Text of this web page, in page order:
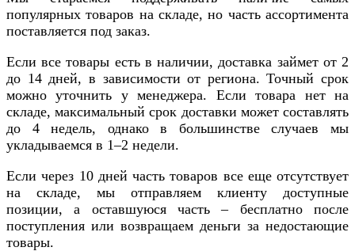
популярных товаров на складе, но часть ассортимента
поставляется под заказ.
Если все товары есть в наличии, доставка займет от 2
до 14 дней, в зависимости от региона. Точный срок
можно уточнить у менеджера. Если товара нет на
складе, максимальный срок доставки может составлять
до 4 недель, однако в большинстве случаев мы
укладываемся в 1–2 недели.
Если через 10 дней часть товаров все еще отсутствует
на складе, мы отправляем клиенту доступные
позиции, а оставшуюся часть – бесплатно после
поступления или возвращаем деньги за недостающие
товары.